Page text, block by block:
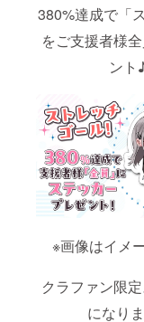
380%達成で「
をご支援者様
ント
※画像はイメ
クラファン限
になり